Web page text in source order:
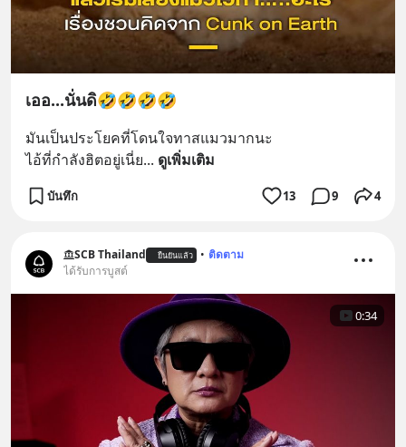
เออ...นั่นดิ🤣🤣🤣🤣
มันเป็นประโยคที่โดนใจทาสแมวมากนะ
ไอ้ที่กำลังฮิตอยู่เนี่ย... ดูเพิ่มเติม
บันทึก 13 9 4
SCB Thailand ยืนยันแล้ว • ติดตาม
ได้รับการบูสต์
0:34